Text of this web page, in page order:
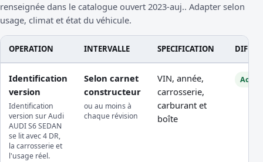
renseignée dans le catalogue ouvert 2023-auj.. Adapter selon
usage, climat et état du véhicule.
OPERATION INTERVALLE SPECIFICATION
Identification
version
Identification
version sur Audi
AUDI S6 SEDAN
se lit avec 4 DR,
la carrosserie et
l'usage réel.
Selon carnet
constructeur
ou au moins à
chaque révision
VIN, année,
carrosserie,
carburant et
boîte